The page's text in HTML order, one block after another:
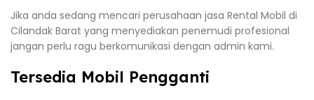
Jika anda sedang mencari perusahaan jasa Rental Mobil di
Cilandak Barat yang menyediakan penemudi profesional
jangan perlu ragu berkomunikasi dengan admin kami.
Tersedia Mobil Pengganti